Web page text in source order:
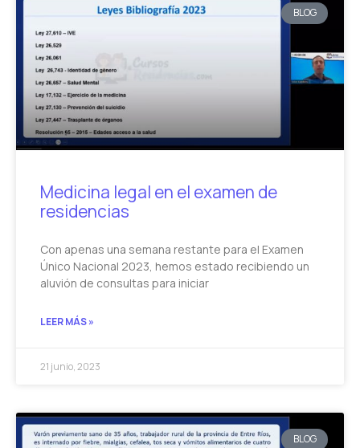
BLOG
Medicina legal en el examen de
residencias
Con apenas una semana restante para el Examen
Único Nacional 2023, hemos estado recibiendo un
aluvión de consultas para iniciar
LEER MÁS »
21 junio, 2023
BLOG